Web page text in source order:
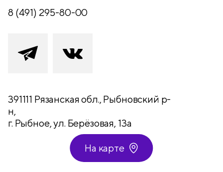
На карте
8 (491) 295-80-00
391111 Рязанская обл., Рыбновский р-
н,
г. Рыбное, ул. Берёзовая, 13а